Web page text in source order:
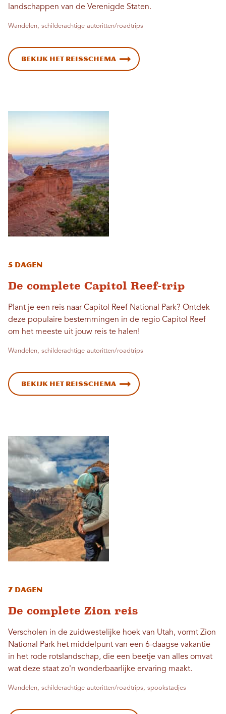
landschappen van de Verenigde Staten.
Wandelen, schilderachtige autoritten/roadtrips
Bekijk het reisschema
5 dagen
De complete Capitol Reef-trip
Plant je een reis naar Capitol Reef National Park? Ontdek
deze populaire bestemmingen in de regio Capitol Reef
om het meeste uit jouw reis te halen!
Wandelen, schilderachtige autoritten/roadtrips
Bekijk het reisschema
7 dagen
De complete Zion reis
Verscholen in de zuidwestelijke hoek van Utah, vormt Zion
National Park het middelpunt van een 6-daagse vakantie
in het rode rotslandschap, die een beetje van alles omvat
wat deze staat zo'n wonderbaarlijke ervaring maakt.
Wandelen, schilderachtige autoritten/roadtrips, spookstadjes